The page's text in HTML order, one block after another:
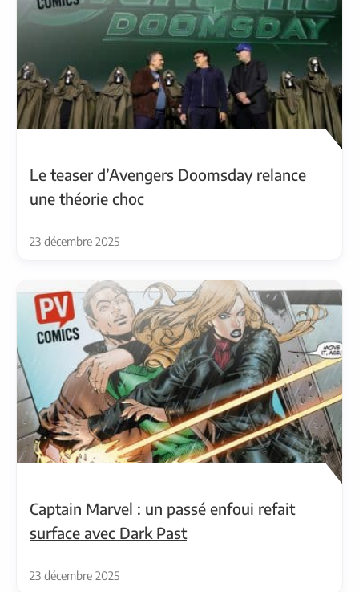
Le teaser d’Avengers Doomsday relance
une théorie choc
23 décembre 2025
Captain Marvel : un passé enfoui refait
surface avec Dark Past
23 décembre 2025